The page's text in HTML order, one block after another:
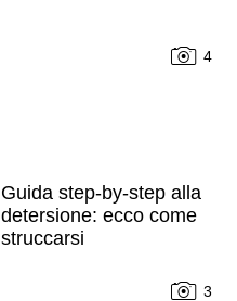
4
Guida step-by-step alla
detersione: ecco come
struccarsi
3